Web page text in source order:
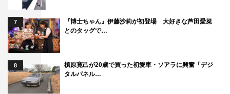
7
『博士ちゃん』伊藤沙莉が初登場 大好きな芦田愛菜
とのタッグで…
8
槙原寛己が20歳で買った初愛車・ソアラに興奮「デジ
タルパネル…